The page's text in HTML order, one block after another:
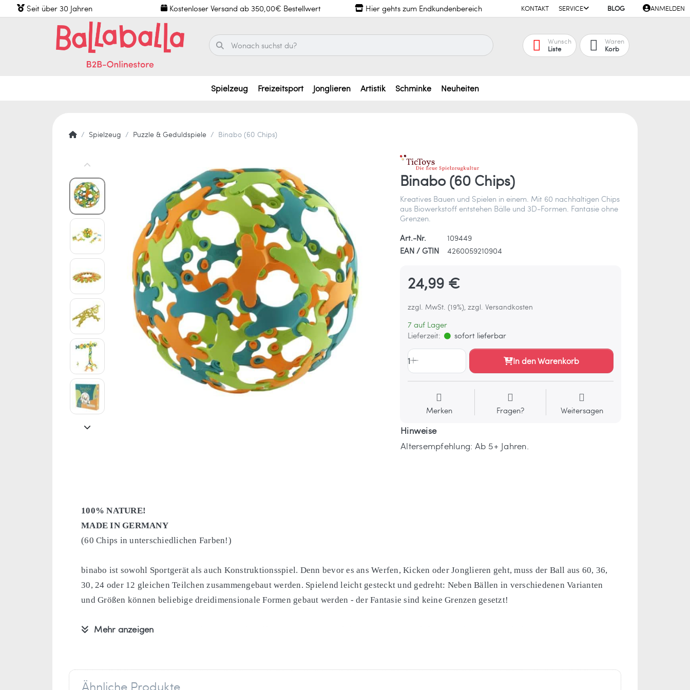
Seit über 30 Jahren Kostenloser Versand ab 350,00€ Bestellwert Hier gehts zum Endkundenbereich KONTAKT SERVICE BLOG ANMELDEN
Wunsch
Liste
Waren
Korb
Spielzeug Freizeitsport Jonglieren Artistik Schminke Neuheiten
Spielzeug Puzzle & Geduldspiele Binabo (60 Chips)
Binabo (60 Chips)
Kreatives Bauen und Spielen in einem. Mit 60 nachhaltigen Chips
aus Biowerkstoff entstehen Bälle und 3D-Formen. Fantasie ohne
Grenzen.
Art.-Nr.
109449
EAN / GTIN
4260059210904
24,99 €
zzgl. MwSt. (19%), zzgl. Versandkosten
7 auf Lager
Lieferzeit:
sofort lieferbar
1 In den Warenkorb
Merken Fragen? Weitersagen
Hinweise
Altersempfehlung: Ab 5+ Jahren.
100% NATURE!
MADE IN GERMANY
(60 Chips in unterschiedlichen Farben!)
binabo ist sowohl Sportgerät als auch Konstruktionsspiel. Denn bevor es ans Werfen, Kicken oder Jonglieren geht, muss der Ball aus 60, 36,
30, 24 oder 12 gleichen Teilchen zusammengebaut werden. Spielend leicht gesteckt und gedreht: Neben Bällen in verschiedenen Varianten
und Größen können beliebige dreidimensionale Formen gebaut werden - der Fantasie sind keine Grenzen gesetzt!
binabo besteht aus dem innovativen Biowerkstoff ARBOBLEND®, (glukosebasiert mit Holzfasern und 100% natürlich).
Mehr anzeigen
Ähnliche Produkte